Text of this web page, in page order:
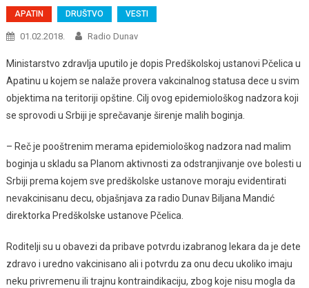
APATIN DRUŠTVO VESTI
01.02.2018. Radio Dunav
Ministarstvo zdravlja uputilo je dopis Predškolskoj ustanovi Pčelica u
Apatinu u kojem se nalaže provera vakcinalnog statusa dece u svim
objektima na teritoriji opštine. Cilj ovog epidemiološkog nadzora koji
se sprovodi u Srbiji je sprečavanje širenje malih boginja.
– Reč je pooštrenim merama epidemiološkog nadzora nad malim
boginja u skladu sa Planom aktivnosti za odstranjivanje ove bolesti u
Srbiji prema kojem sve predškolske ustanove moraju evidentirati
nevakcinisanu decu, objašnjava za radio Dunav Biljana Mandić
direktorka Predškolske ustanove Pčelica.
Roditelji su u obavezi da pribave potvrdu izabranog lekara da je dete
zdravo i uredno vakcinisano ali i potvrdu za onu decu ukoliko imaju
neku privremenu ili trajnu kontraindikaciju, zbog koje nisu mogla da